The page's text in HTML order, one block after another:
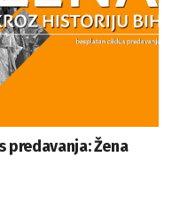
predavanja: Žena